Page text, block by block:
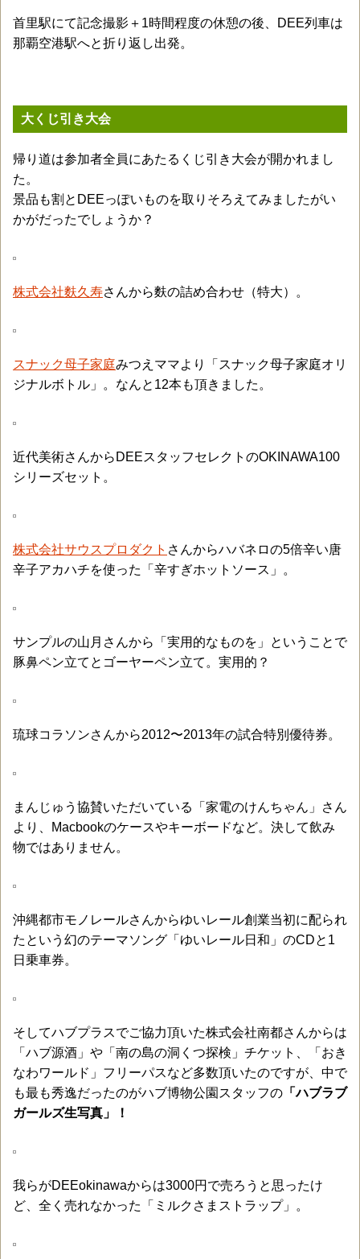
首里駅にて記念撮影＋1時間程度の休憩の後、DEE列車は
那覇空港駅へと折り返し出発。
大くじ引き大会
帰り道は参加者全員にあたるくじ引き大会が開かれまし
た。
景品も割とDEEっぽいものを取りそろえてみましたがい
かがだったでしょうか？
株式会社麩久寿さんから麩の詰め合わせ（特大）。
スナック母子家庭みつえママより「スナック母子家庭オリ
ジナルボトル」。なんと12本も頂きました。
近代美術さんからDEEスタッフセレクトのOKINAWA100
シリーズセット。
株式会社サウスプロダクト さんからハバネロの5倍辛い唐
辛子アカハチを使った「辛すぎホットソース」。
サンプルの山月さんから「実用的なものを」ということで
豚鼻ペン立てとゴーヤーペン立て。実用的？
琉球コラソンさんから2012〜2013年の試合特別優待券。
まんじゅう協賛いただいている「家電のけんちゃん」さん
より、Macbookのケースやキーボードなど。決して飲み
物ではありません。
沖縄都市モノレールさんからゆいレール創業当初に配られ
たという幻のテーマソング「ゆいレール日和」のCDと1
日乗車券。
そしてハブプラスでご協力頂いた株式会社南都さんからは
「ハブ源酒」や「南の島の洞くつ探検」チケット、「おき
なわワールド」フリーパスなど多数頂いたのですが、中で
も最も秀逸だったのがハブ博物公園スタッフの 「ハブラブ
ガールズ生写真」！
我らがDEEokinawaからは3000円で売ろうと思ったけ
ど、全く売れなかった「ミルクさまストラップ」。